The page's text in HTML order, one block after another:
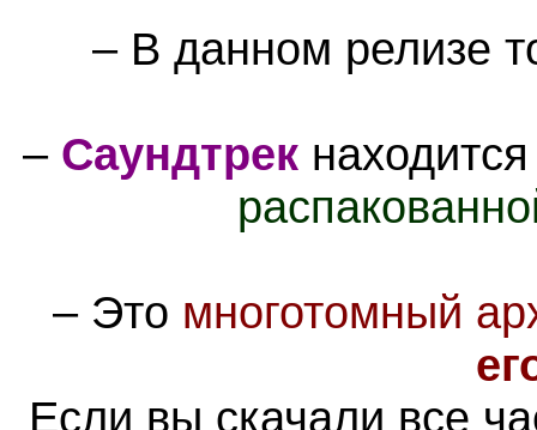
– В данном релизе
– Саундтрек
– Это многотомный
Если вы скачали все